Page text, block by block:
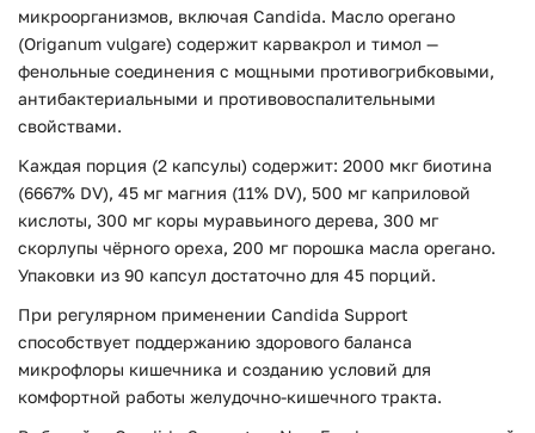
микроорганизмов, включая Candida. Масло орегано
(Origanum vulgare) содержит карвакрол и тимол —
фенольные соединения с мощными противогрибковыми,
антибактериальными и противовоспалительными
свойствами.
Каждая порция (2 капсулы) содержит: 2000 мкг биотина
(6667% DV), 45 мг магния (11% DV), 500 мг каприловой
кислоты, 300 мг коры муравьиного дерева, 300 мг
скорлупы чёрного ореха, 200 мг порошка масла орегано.
Упаковки из 90 капсул достаточно для 45 порций.
При регулярном применении Candida Support
способствует поддержанию здорового баланса
микрофлоры кишечника и созданию условий для
комфортной работы желудочно-кишечного тракта.